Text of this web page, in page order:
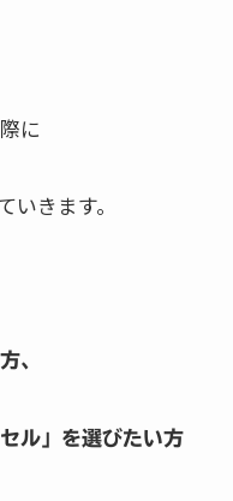
に
きます。
、
ル」を選びたい方